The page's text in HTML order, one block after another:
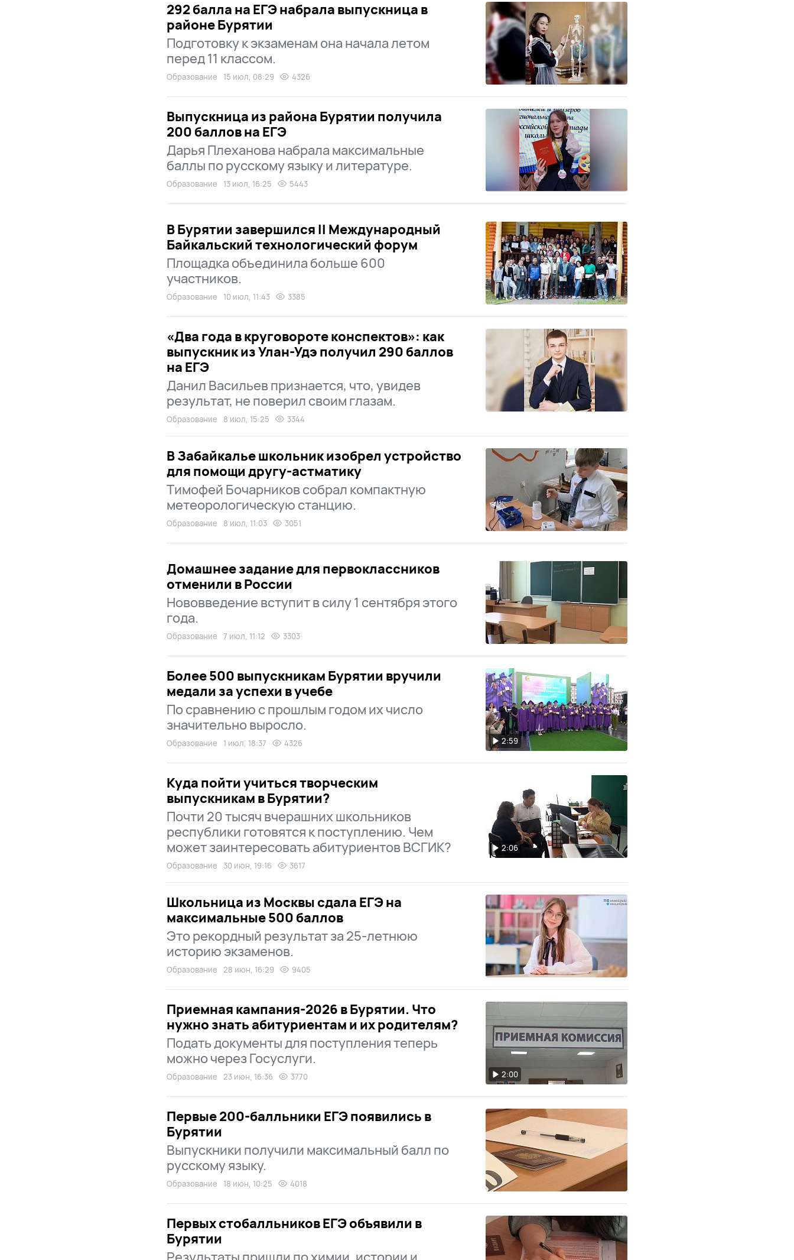
292 балла на ЕГЭ набрала выпускница в
районе Бурятии
Подготовку к экзаменам она начала летом
перед 11 классом.
Образование 15 июл, 08:29 4326
Выпускница из района Бурятии получила
200 баллов на ЕГЭ
Дарья Плеханова набрала максимальные
баллы по русскому языку и литературе.
Образование 13 июл, 16:25 5443
В Бурятии завершился II Международный
Байкальский технологический форум
Площадка объединила больше 600
участников.
Образование 10 июл, 11:43 3385
«Два года в круговороте конспектов»: как
выпускник из Улан-Удэ получил 290 баллов
на ЕГЭ
Данил Васильев признается, что, увидев
результат, не поверил своим глазам.
Образование 8 июл, 15:25 3344
В Забайкалье школьник изобрел устройство
для помощи другу-астматику
Тимофей Бочарников собрал компактную
метеорологическую станцию.
Образование 8 июл, 11:03 3051
Домашнее задание для первоклассников
отменили в России
Нововведение вступит в силу 1 сентября этого
года.
Образование 7 июл, 11:12 3303
2:59
Более 500 выпускникам Бурятии вручили
медали за успехи в учебе
По сравнению с прошлым годом их число
значительно выросло.
Образование 1 июл, 18:37 4326
2:06
Куда пойти учиться творческим
выпускникам в Бурятии?
Почти 20 тысяч вчерашних школьников
республики готовятся к поступлению. Чем
может заинтересовать абитуриентов ВСГИК?
Образование 30 июн, 19:16 3617
Школьница из Москвы сдала ЕГЭ на
максимальные 500 баллов
Это рекордный результат за 25-летнюю
историю экзаменов.
Образование 28 июн, 16:29 9405
2:00
Приемная кампания-2026 в Бурятии. Что
нужно знать абитуриентам и их родителям?
Подать документы для поступления теперь
можно через Госуслуги.
Образование 23 июн, 16:36 3770
Первые 200-балльники ЕГЭ появились в
Бурятии
Выпускники получили максимальный балл по
русскому языку.
Образование 18 июн, 10:25 4018
Первых стобалльников ЕГЭ объявили в
Бурятии